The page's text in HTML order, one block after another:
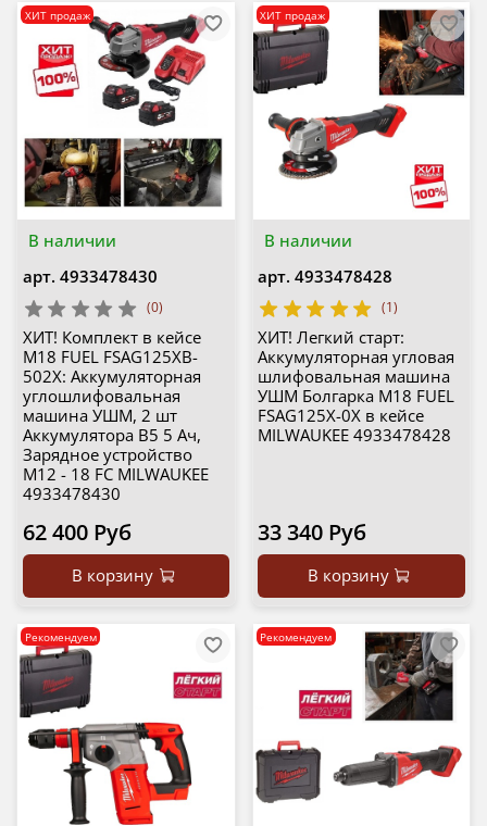
В наличии
ХИТ продаж
арт. 4933478430
(0)
ХИТ! Комплект в кейсе
M18 FUEL FSAG125XB-
502X: Аккумуляторная
углошлифовальная
машина УШМ, 2 шт
Аккумулятора B5 5 Ач,
Зарядное устройство
M12 - 18 FC MILWAUKEE
4933478430
62 400 Руб
В корзину
В наличии
ХИТ продаж
арт. 4933478428
(1)
ХИТ! Легкий старт:
Аккумуляторная угловая
шлифовальная машина
УШМ Болгарка M18 FUEL
FSAG125X-0X в кейсе
MILWAUKEE 4933478428
33 340 Руб
В корзину
Рекомендуем Рекомендуем